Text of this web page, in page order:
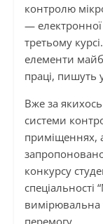
контролю
—
третьому
елементи
праці, пишуть
Вже за якихось
системи
приміщеннях,
конкурсу
спеціальності
вимірювальна